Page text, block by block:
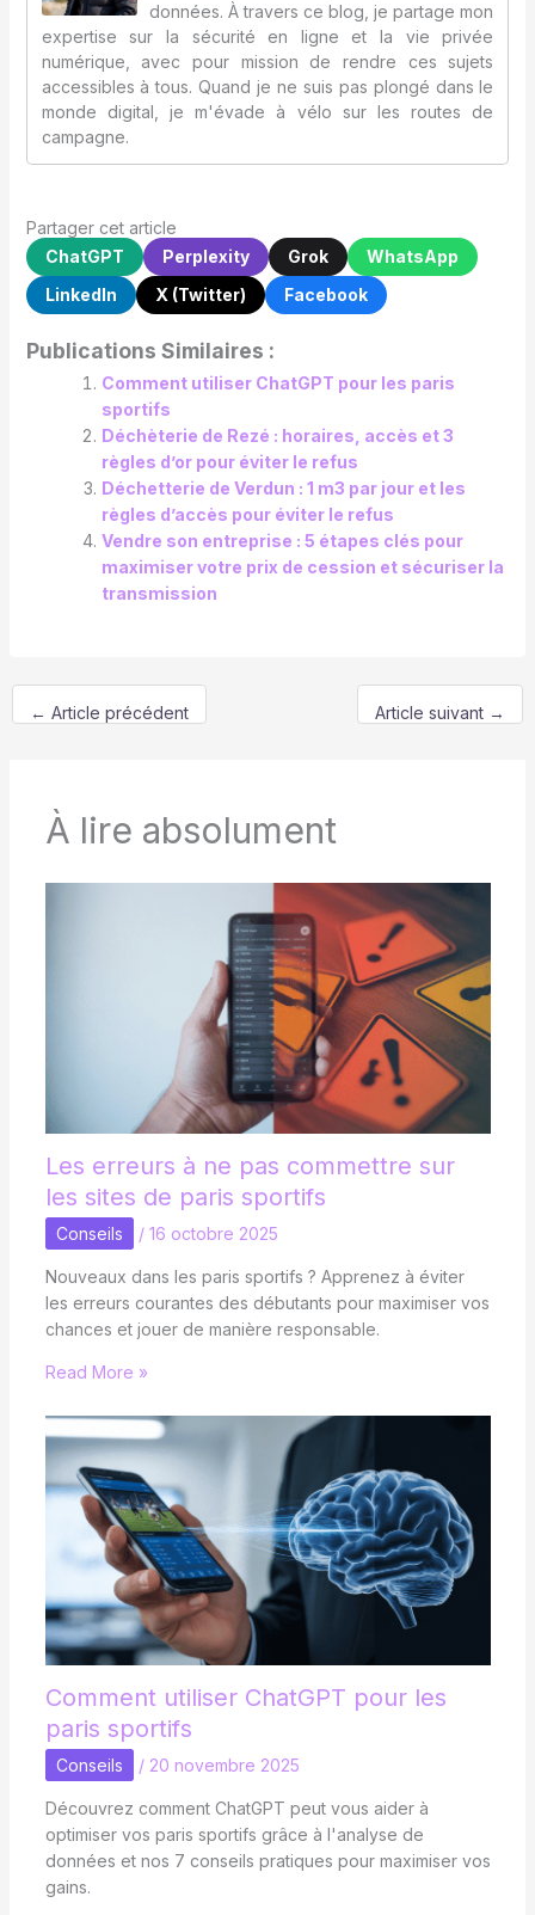
données. À travers ce blog, je partage mon
expertise sur la sécurité en ligne et la vie privée
numérique, avec pour mission de rendre ces sujets
accessibles à tous. Quand je ne suis pas plongé dans le
monde digital, je m'évade à vélo sur les routes de
campagne.
Partager cet article
ChatGPT
Perplexity Grok
WhatsApp
LinkedIn
X (Twitter) Facebook
Publications Similaires :
Comment utiliser ChatGPT pour les paris
sportifs
Déchèterie de Rezé : horaires, accès et 3
règles d’or pour éviter le refus
Déchetterie de Verdun : 1 m3 par jour et les
règles d’accès pour éviter le refus
Vendre son entreprise : 5 étapes clés pour
maximiser votre prix de cession et sécuriser la
transmission
← Article précédent Article suivant →
À lire absolument
Les erreurs à ne pas commettre sur
les sites de paris sportifs
Conseils / 16 octobre 2025
Nouveaux dans les paris sportifs ? Apprenez à éviter
les erreurs courantes des débutants pour maximiser vos
chances et jouer de manière responsable.
Read More »
Comment utiliser ChatGPT pour les
paris sportifs
Conseils / 20 novembre 2025
Découvrez comment ChatGPT peut vous aider à
optimiser vos paris sportifs grâce à l'analyse de
données et nos 7 conseils pratiques pour maximiser vos
gains.